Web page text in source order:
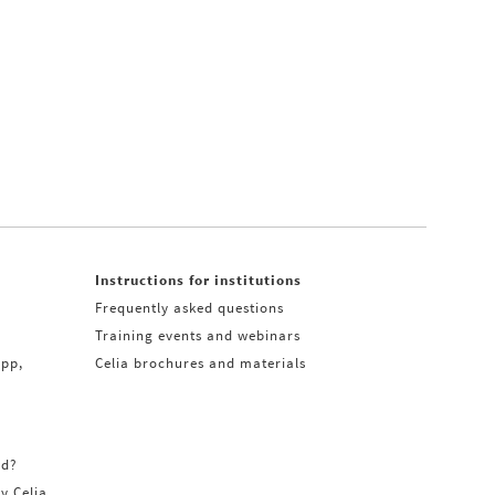
Instructions for institutions
Frequently asked questions
Training events and webinars
Celia brochures and materials